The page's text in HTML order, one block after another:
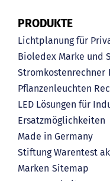
PRODUKTE
Lichtplanung für
Bioledex Marke und
Stromkostenrechner
Pflanzenleuchten
LED Lösungen für
Ersatzmöglichkeiten
Made in Germany
Stiftung Warentest
Marken Sitemap